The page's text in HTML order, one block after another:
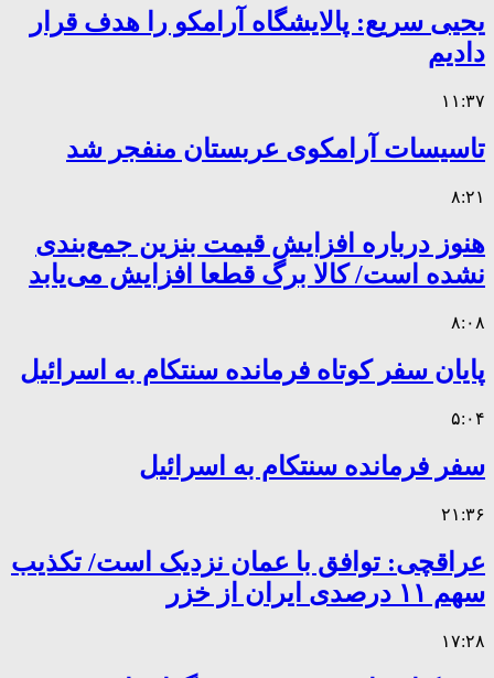
یحیی سریع: پالایشگاه آرامکو را هدف قرار
دادیم
۱۱:۳۷
تاسیسات آرامکوی عربستان منفجر شد
۸:۲۱
هنوز درباره افزایش قیمت بنزین جمع‌بندی
نشده است/ کالا برگ قطعا افزایش می‌یابد
۸:۰۸
پایان سفر کوتاه فرمانده سنتکام به اسرائیل
۵:۰۴
سفر فرمانده سنتکام به اسرائیل
۲۱:۳۶
عراقچی: توافق با عمان نزدیک است/ تکذیب
سهم ۱۱ درصدی ایران از خزر
۱۷:۲۸